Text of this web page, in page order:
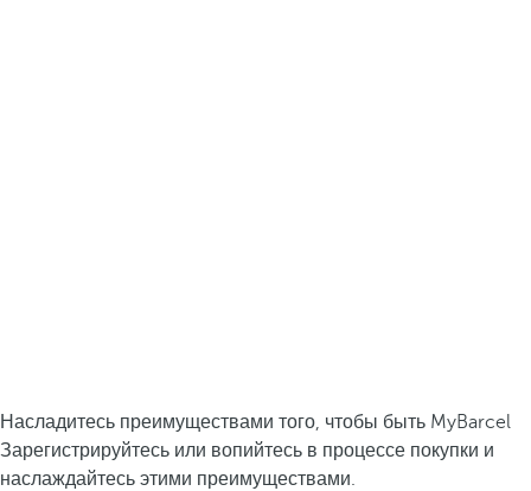
Насладитесь преимуществами того, чтобы быть MyBarcel
Зарегистрируйтесь или вопийтесь в процессе покупки и
наслаждайтесь этими преимуществами.